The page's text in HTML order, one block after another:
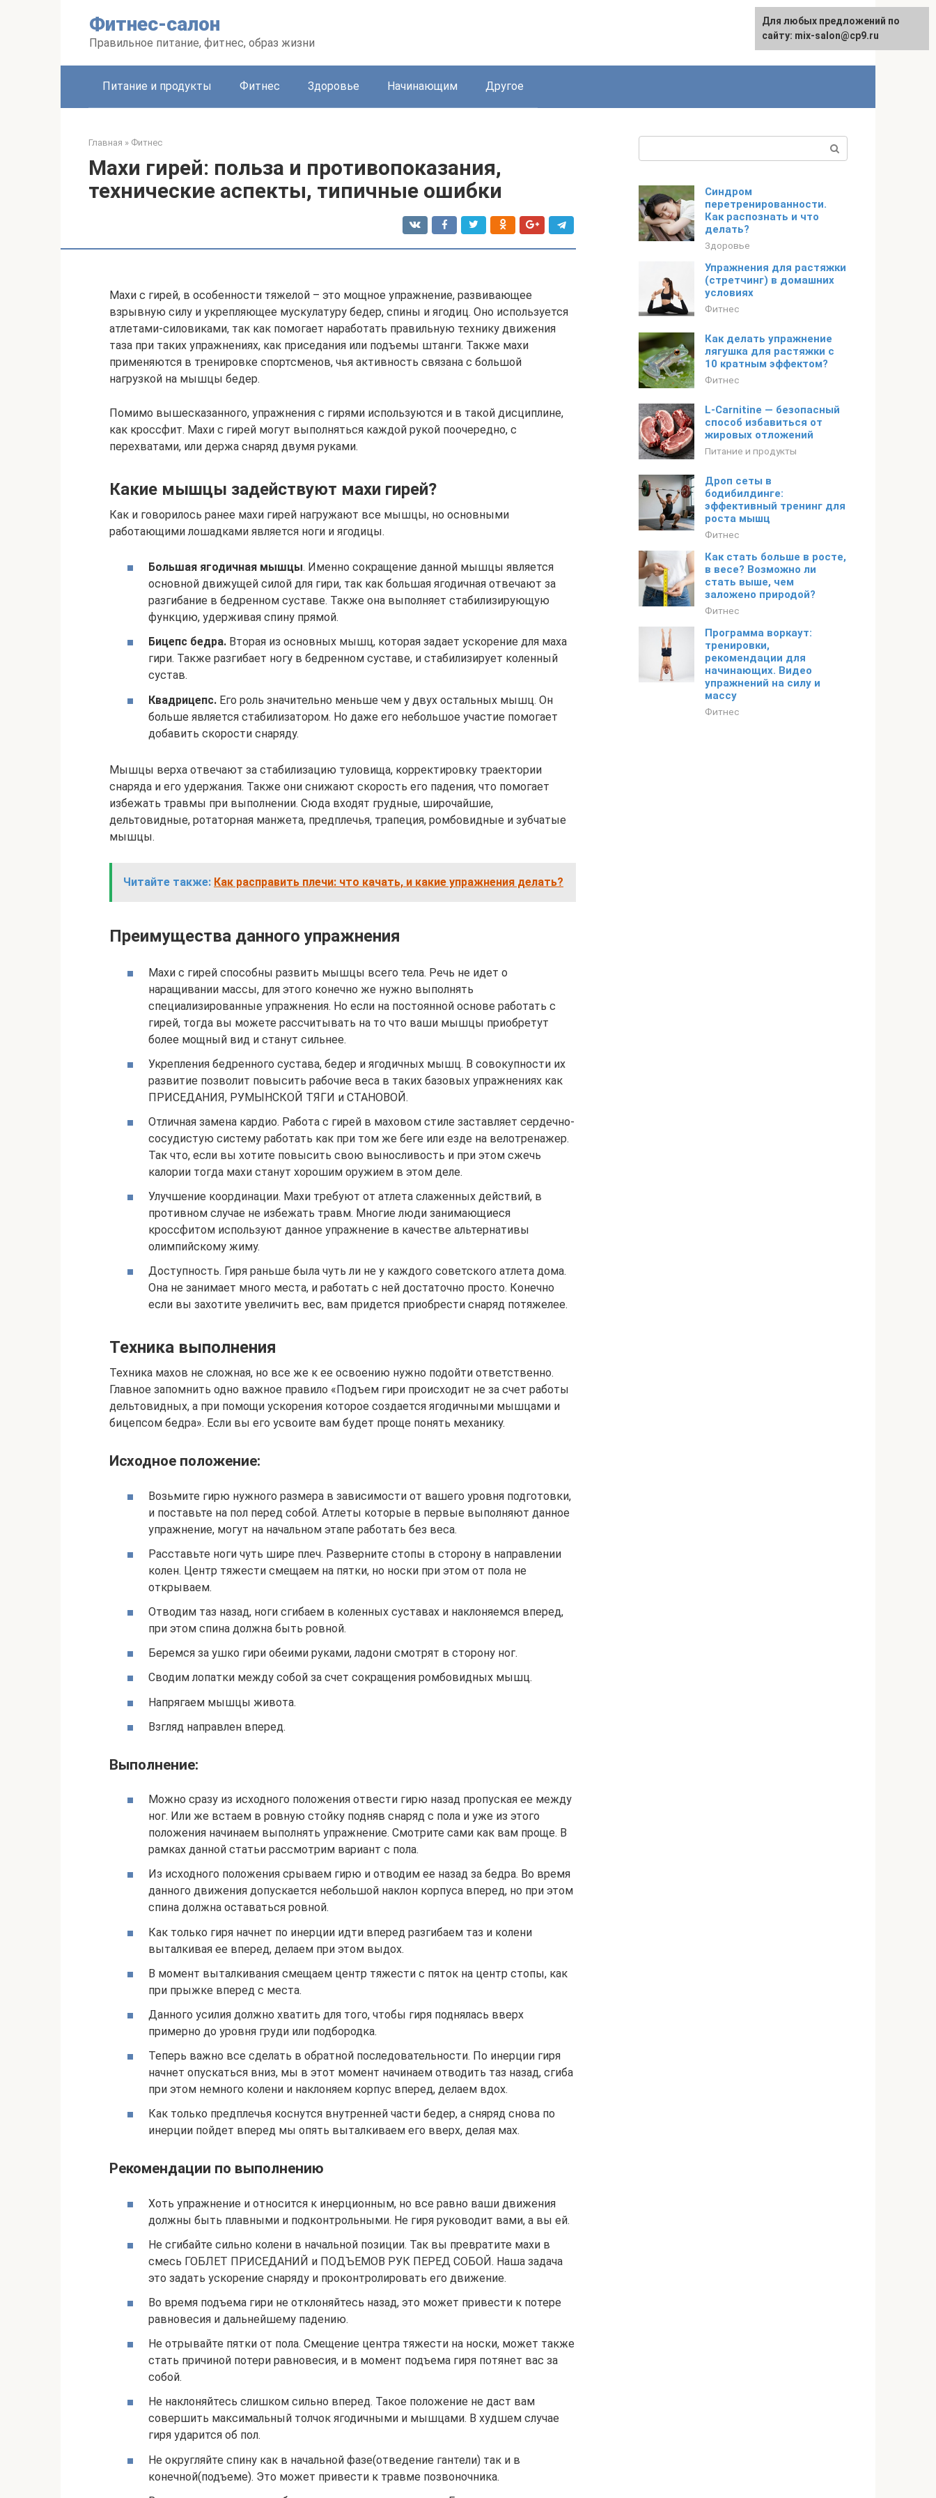
Фитнес-салон
Правильное питание, фитнес, образ жизни
Питание и продукты Фитнес Здоровье Начинающим Другое
Главная » Фитнес
Махи гирей: польза и противопоказания,
технические аспекты, типичные ошибки
Махи с гирей, в особенности тяжелой – это мощное упражнение, развивающее
взрывную силу и укрепляющее мускулатуру бедер, спины и ягодиц. Оно используется
атлетами-силовиками, так как помогает наработать правильную технику движения
таза при таких упражнениях, как приседания или подъемы штанги. Также махи
применяются в тренировке спортсменов, чья активность связана с большой
нагрузкой на мышцы бедер.
Помимо вышесказанного, упражнения с гирями используются и в такой дисциплине,
как кроссфит. Махи с гирей могут выполняться каждой рукой поочередно, с
перехватами, или держа снаряд двумя руками.
Какие мышцы задействуют махи гирей?
Как и говорилось ранее махи гирей нагружают все мышцы, но основными
работающими лошадками является ноги и ягодицы.
Большая ягодичная мышцы. Именно сокращение данной мышцы является
основной движущей силой для гири, так как большая ягодичная отвечают за
разгибание в бедренном суставе. Также она выполняет стабилизирующую
функцию, удерживая спину прямой.
Бицепс бедра. Вторая из основных мышц, которая задает ускорение для маха
гири. Также разгибает ногу в бедренном суставе, и стабилизирует коленный
сустав.
Квадрицепс. Его роль значительно меньше чем у двух остальных мышц. Он
больше является стабилизатором. Но даже его небольшое участие помогает
добавить скорости снаряду.
Мышцы верха отвечают за стабилизацию туловища, корректировку траектории
снаряда и его удержания. Также они снижают скорость его падения, что помогает
избежать травмы при выполнении. Сюда входят грудные, широчайшие,
дельтовидные, ротаторная манжета, предплечья, трапеция, ромбовидные и зубчатые
мышцы.
Читайте также: Как расправить плечи: что качать, и какие упражнения делать?
Преимущества данного упражнения
Махи с гирей способны развить мышцы всего тела. Речь не идет о
наращивании массы, для этого конечно же нужно выполнять
специализированные упражнения. Но если на постоянной основе работать с
гирей, тогда вы можете рассчитывать на то что ваши мышцы приобретут
более мощный вид и станут сильнее.
Укрепления бедренного сустава, бедер и ягодичных мышц. В совокупности их
развитие позволит повысить рабочие веса в таких базовых упражнениях как
ПРИСЕДАНИЯ, РУМЫНСКОЙ ТЯГИ и СТАНОВОЙ.
Отличная замена кардио. Работа с гирей в маховом стиле заставляет сердечно-
сосудистую систему работать как при том же беге или езде на велотренажер.
Так что, если вы хотите повысить свою выносливость и при этом сжечь
калории тогда махи станут хорошим оружием в этом деле.
Улучшение координации. Махи требуют от атлета слаженных действий, в
противном случае не избежать травм. Многие люди занимающиеся
кроссфитом используют данное упражнение в качестве альтернативы
олимпийскому жиму.
Доступность. Гиря раньше была чуть ли не у каждого советского атлета дома.
Она не занимает много места, и работать с ней достаточно просто. Конечно
если вы захотите увеличить вес, вам придется приобрести снаряд потяжелее.
Техника выполнения
Техника махов не сложная, но все же к ее освоению нужно подойти ответственно.
Главное запомнить одно важное правило «Подъем гири происходит не за счет работы
дельтовидных, а при помощи ускорения которое создается ягодичными мышцами и
бицепсом бедра». Если вы его усвоите вам будет проще понять механику.
Исходное положение:
Возьмите гирю нужного размера в зависимости от вашего уровня подготовки,
и поставьте на пол перед собой. Атлеты которые в первые выполняют данное
упражнение, могут на начальном этапе работать без веса.
Расставьте ноги чуть шире плеч. Разверните стопы в сторону в направлении
колен. Центр тяжести смещаем на пятки, но носки при этом от пола не
открываем.
Отводим таз назад, ноги сгибаем в коленных суставах и наклоняемся вперед,
при этом спина должна быть ровной.
Беремся за ушко гири обеими руками, ладони смотрят в сторону ног.
Сводим лопатки между собой за счет сокращения ромбовидных мышц.
Напрягаем мышцы живота.
Взгляд направлен вперед.
Выполнение:
Можно сразу из исходного положения отвести гирю назад пропуская ее между
ног. Или же встаем в ровную стойку подняв снаряд с пола и уже из этого
положения начинаем выполнять упражнение. Смотрите сами как вам проще. В
рамках данной статьи рассмотрим вариант с пола.
Из исходного положения срываем гирю и отводим ее назад за бедра. Во время
данного движения допускается небольшой наклон корпуса вперед, но при этом
спина должна оставаться ровной.
Как только гиря начнет по инерции идти вперед разгибаем таз и колени
выталкивая ее вперед, делаем при этом выдох.
В момент выталкивания смещаем центр тяжести с пяток на центр стопы, как
при прыжке вперед с места.
Данного усилия должно хватить для того, чтобы гиря поднялась вверх
примерно до уровня груди или подбородка.
Теперь важно все сделать в обратной последовательности. По инерции гиря
начнет опускаться вниз, мы в этот момент начинаем отводить таз назад, сгиба
при этом немного колени и наклоняем корпус вперед, делаем вдох.
Как только предплечья коснутся внутренней части бедер, а сняряд снова по
инерции пойдет вперед мы опять выталкиваем его вверх, делая мах.
Рекомендации по выполнению
Хоть упражнение и относится к инерционным, но все равно ваши движения
должны быть плавными и подконтрольными. Не гиря руководит вами, а вы ей.
Не сгибайте сильно колени в начальной позиции. Так вы превратите махи в
смесь ГОБЛЕТ ПРИСЕДАНИЙ и ПОДЪЕМОВ РУК ПЕРЕД СОБОЙ. Наша задача
это задать ускорение снаряду и проконтролировать его движение.
Во время подъема гири не отклоняйтесь назад, это может привести к потере
равновесия и дальнейшему падению.
Не отрывайте пятки от пола. Смещение центра тяжести на носки, может также
стать причиной потери равновесия, и в момент подъема гиря потянет вас за
собой.
Не наклоняйтесь слишком сильно вперед. Такое положение не даст вам
совершить максимальный толчок ягодичными и мышцами. В худшем случае
гиря ударится об пол.
Не округляйте спину как в начальной фазе(отведение гантели) так и в
конечной(подъеме). Это может привести к травме позвоночника.
Синдром
перетренированности.
Как распознать и что
делать?
Здоровье
Упражнения для растяжки
(стретчинг) в домашних
условиях
Фитнес
Как делать упражнение
лягушка для растяжки с
10 кратным эффектом?
Фитнес
L-Carnitine — безопасный
способ избавиться от
жировых отложений
Питание и продукты
Дроп сеты в
бодибилдинге:
эффективный тренинг для
роста мышц
Фитнес
Как стать больше в росте,
в весе? Возможно ли
стать выше, чем
заложено природой?
Фитнес
Программа воркаут:
тренировки,
рекомендации для
начинающих. Видео
упражнений на силу и
массу
Фитнес
Для любых предложений по
сайту: mix-salon@cp9.ru